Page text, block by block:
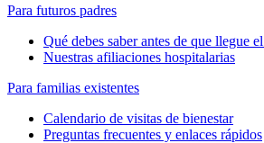
Para futuros padres
Qué debes saber antes de que llegue
Nuestras afiliaciones hospitalarias
Para familias existentes
Calendario de visitas de bienestar
Preguntas frecuentes y enlaces rápidos